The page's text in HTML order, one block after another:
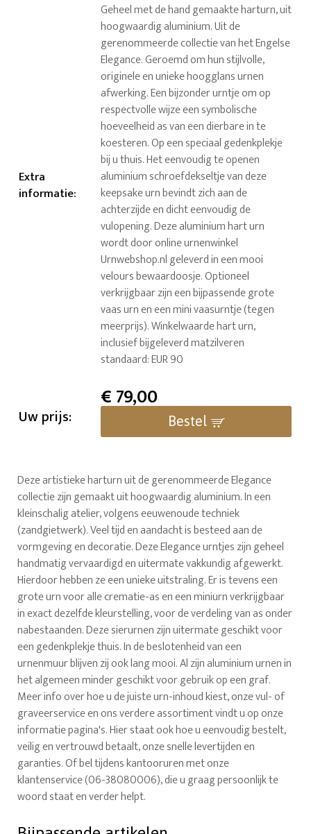
Extra
informatie:
Geheel met de hand gemaakte harturn, uit
hoogwaardig aluminium. Uit de
gerenommeerde collectie van het Engelse
Elegance. Geroemd om hun stijlvolle,
originele en unieke hoogglans urnen
afwerking. Een bijzonder urntje om op
respectvolle wijze een symbolische
hoeveelheid as van een dierbare in te
koesteren. Op een speciaal gedenkplekje
bij u thuis. Het eenvoudig te openen
aluminium schroefdekseltje van deze
keepsake urn bevindt zich aan de
achterzijde en dicht eenvoudig de
vulopening. Deze aluminium hart urn
wordt door online urnenwinkel
Urnwebshop.nl geleverd in een mooi
velours bewaardoosje. Optioneel
verkrijgbaar zijn een bijpassende grote
vaas urn en een mini vaasurntje (tegen
meerprijs). Winkelwaarde hart urn,
inclusief bijgeleverd matzilveren
standaard: EUR 90
Uw prijs:
€79,00
Bestel
Deze artistieke harturn uit de gerenommeerde Elegance
collectie zijn gemaakt uit hoogwaardig aluminium. In een
kleinschalig atelier, volgens eeuwenoude techniek
(zandgietwerk). Veel tijd en aandacht is besteed aan de
vormgeving en decoratie. Deze Elegance urntjes zijn geheel
handmatig vervaardigd en uitermate vakkundig afgewerkt.
Hierdoor hebben ze een unieke uitstraling. Er is tevens een
grote urn voor alle crematie-as en een miniurn verkrijgbaar
in exact dezelfde kleurstelling, voor de verdeling van as onder
nabestaanden. Deze sierurnen zijn uitermate geschikt voor
een gedenkplekje thuis. In de beslotenheid van een
urnenmuur blijven zij ook lang mooi. Al zijn aluminium urnen in
het algemeen minder geschikt voor gebruik op een graf.
Meer info over hoe u de juiste urn-inhoud kiest, onze vul- of
graveerservice en ons verdere assortiment vindt u op onze
informatie pagina's. Hier staat ook hoe u eenvoudig bestelt,
veilig en vertrouwd betaalt, onze snelle levertijden en
garanties. Of bel tijdens kantooruren met onze
klantenservice (06-38080006), die u graag persoonlijk te
woord staat en verder helpt.